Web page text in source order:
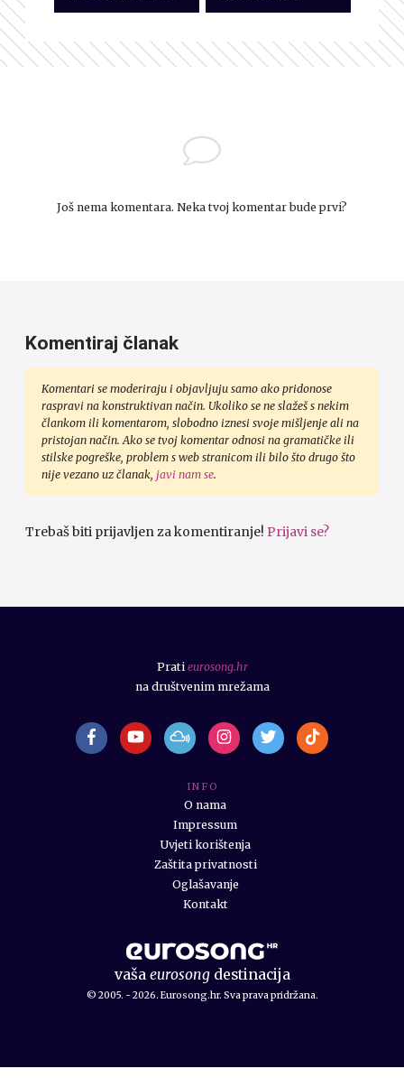
Još nema komentara. Neka tvoj komentar bude prvi?
Komentiraj članak
Komentari se moderiraju i objavljuju samo ako pridonose
raspravi na konstruktivan način. Ukoliko se ne slažeš s nekim
člankom ili komentarom, slobodno iznesi svoje mišljenje ali na
pristojan način. Ako se tvoj komentar odnosi na gramatičke ili
stilske pogreške, problem s web stranicom ili bilo što drugo što
nije vezano uz članak, javi nam se.
Trebaš biti prijavljen za komentiranje! Prijavi se?
vaša eurosongdestinacija
© 2005. - 2026. Eurosong.hr. Sva prava pridržana.
I N F O
O nama
Impressum
Uvjeti korištenja
Zaštita privatnosti
Oglašavanje
Kontakt
Prati eurosong.hr
na društvenim mrežama